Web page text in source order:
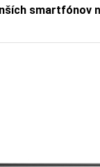
smartfónov